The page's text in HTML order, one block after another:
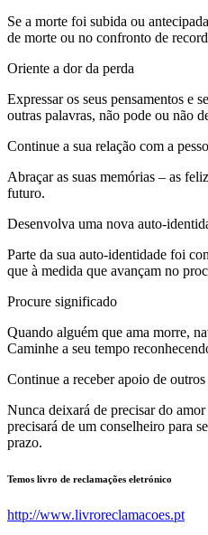
Se a morte foi subida ou
de morte ou no confronto de
Oriente a dor da perda
Expressar os seus pensamentos e
outras palavras, não pode ou não
Continue a sua relação com a
Abraçar as suas memórias – as
futuro.
Desenvolva uma nova auto-
Parte da sua auto-identidade foi
que à medida que avançam no
Procure significado
Quando alguém que ama morre,
Caminhe a seu tempo
Continue a receber apoio de outros
Nunca deixará de precisar do
precisará de um conselheiro para
prazo.
Temos livro de reclamações eletrónico
http://www.livroreclamacoes.pt